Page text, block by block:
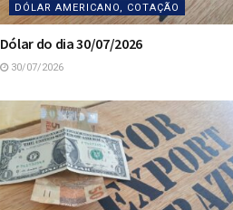
DÓLAR AMERICANO, COTAÇÃO
Dólar do dia 30/07/2026
30/07/2026